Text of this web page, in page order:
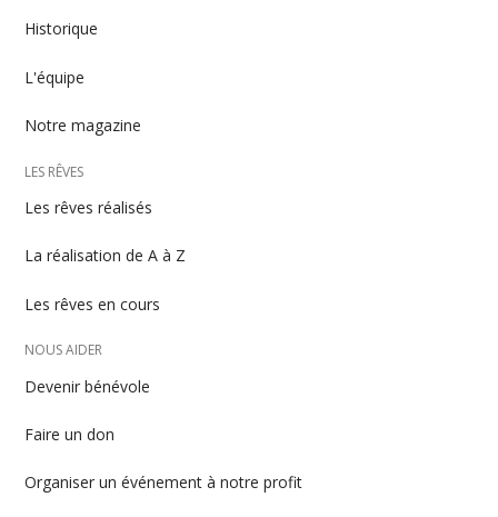
footer
Historique
L'équipe
Notre magazine
LES RÊVES
Les rêves réalisés
La réalisation de A à Z
Les rêves en cours
NOUS AIDER
Devenir bénévole
Faire un don
Organiser un événement à notre profit